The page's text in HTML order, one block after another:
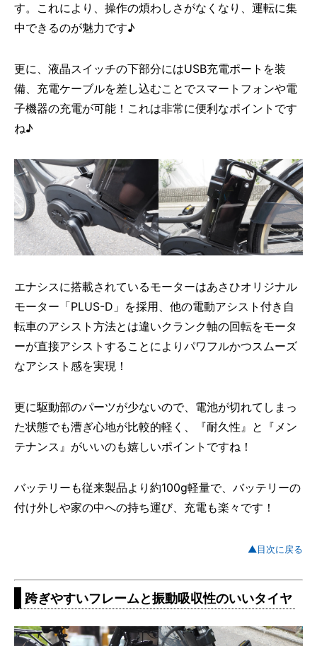
す。これにより、操作の煩わしさがなくなり、運転に集
中できるのが魅力です♪
更に、液晶スイッチの下部分にはUSB充電ポートを装
備、充電ケーブルを差し込むことでスマートフォンや電
子機器の充電が可能！これは非常に便利なポイントです
ね♪
エナシスに搭載されているモーターはあさひオリジナル
モーター「PLUS-D」を採用、他の電動アシスト付き自
転車のアシスト方法とは違いクランク軸の回転をモータ
ーが直接アシストすることによりパワフルかつスムーズ
なアシスト感を実現！
更に駆動部のパーツが少ないので、電池が切れてしまっ
た状態でも漕ぎ心地が比較的軽く、『耐久性』と『メン
テナンス』がいいのも嬉しいポイントですね！
バッテリーも従来製品より約100g軽量で、バッテリーの
付け外しや家の中への持ち運び、充電も楽々です！
▲目次に戻る
跨ぎやすいフレームと振動吸収性のいいタイヤ